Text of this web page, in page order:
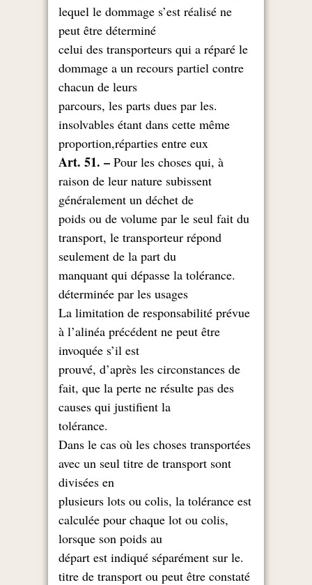
lequel le dommage s’est réalisé ne
peut être déterminé
celui des transporteurs qui a réparé le
dommage a un recours partiel contre
chacun de leurs
.parcours, les parts dues par les
insolvables étant dans cette même
proportion,réparties entre eux
Art. 51. – Pour les choses qui, à
raison de leur nature subissent
généralement un déchet de
poids ou de volume par le seul fait du
transport, le transporteur répond
seulement de la part du
.manquant qui dépasse la tolérance
déterminée par les usages
La limitation de responsabilité prévue
à l’alinéa précédent ne peut être
invoquée s’il est
prouvé, d’après les circonstances de
fait, que la perte ne résulte pas des
causes qui justifient la
.tolérance
Dans le cas où les choses transportées
avec un seul titre de transport sont
divisées en
plusieurs lots ou colis, la tolérance est
calculée pour chaque lot ou colis,
lorsque son poids au
.départ est indiqué séparément sur le
titre de transport ou peut être constaté